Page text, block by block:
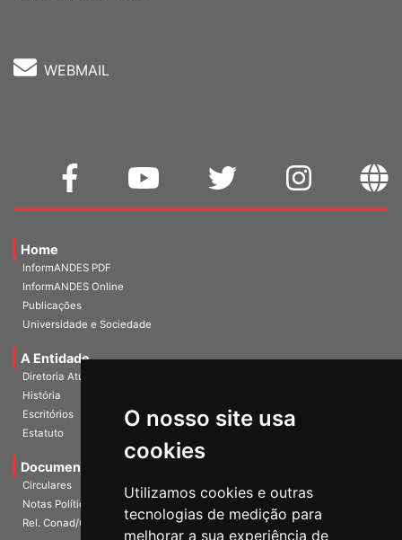
O nosso site usa
cookies
Utilizamos cookies e outras
tecnologias de medição para
melhorar a sua experiência de
WEBMAIL
Home
InformANDES PDF
InformANDES Online
Publicações
Universidade e Sociedade
A Entidade
Diretoria Atual
História
Escritórios
Estatuto
Documentos
Circulares
Notas Políticas
Rel. Conad/Congresso